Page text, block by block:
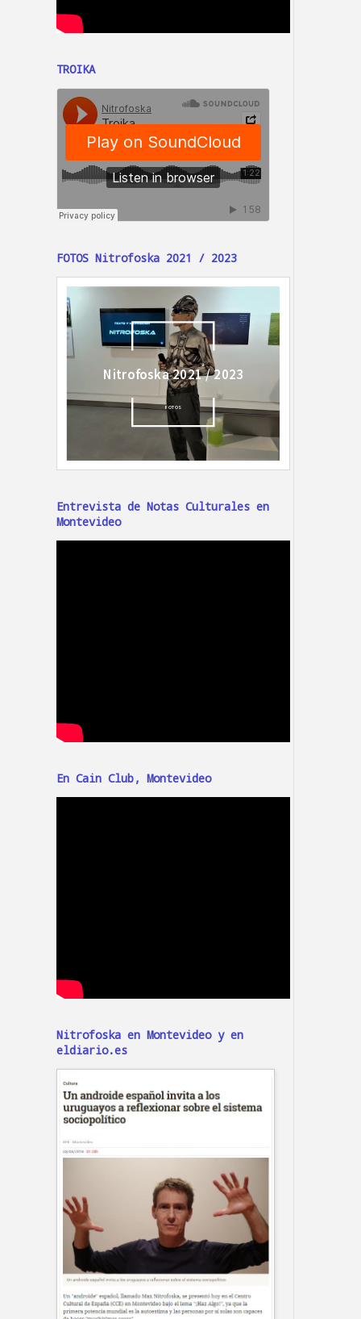
TROIKA
FOTOS Nitrofoska 2021 / 2023
Entrevista de Notas Culturales en
Montevideo
En Cain Club, Montevideo
Nitrofoska en Montevideo y en
eldiario.es